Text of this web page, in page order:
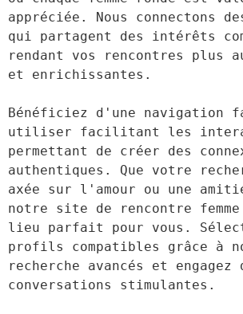
appréciée. Nous connectons
qui partagent des intérêts
rendant vos rencontres plus
et enrichissantes.
Bénéficiez d'une navigation
utiliser facilitant les
permettant de créer des
authentiques. Que votre
axée sur l'amour ou une
notre site de rencontre
lieu parfait pour vous.
profils compatibles grâce à
recherche avancés et engagez
conversations stimulantes.